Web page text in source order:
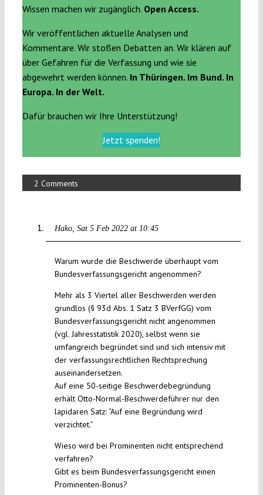
Wissen machen wir zugänglich. Open Access.
Wir veröffentlichen aktuelle Analysen und
Kommentare. Wir stoßen Debatten an. Wir klären auf
über Gefahren für die Verfassung und wie sie
abgewehrt werden können. In Thüringen. Im Bund. In
Europa. In der Welt.
Dafür brauchen wir Ihre Unterstützung!
Jetzt spenden!
2 Comments
Hako Sat 5 Feb 2022 at 10:45
Warum wurde die Beschwerde überhaupt vom
Bundesverfassungsgericht angenommen?
Mehr als 3 Viertel aller Beschwerden werden
grundlos (§ 93d Abs. 1 Satz 3 BVerfGG) vom
Bundesverfassungsgericht nicht angenommen
(vgl. Jahresstatistik 2020), selbst wenn sie
umfangreich begründet sind und sich intensiv mit
der verfassungsrechtlichen Rechtsprechung
auseinandersetzen.
Auf eine 50-seitige Beschwerdebegründung
erhält Otto-Normal-Beschwerdeführer nur den
lapidaren Satz: “Auf eine Begründung wird
verzichtet.”
Wieso wird bei Prominenten nicht entsprechend
verfahren?
Gibt es beim Bundesverfassungsgericht einen
Prominenten-Bonus?